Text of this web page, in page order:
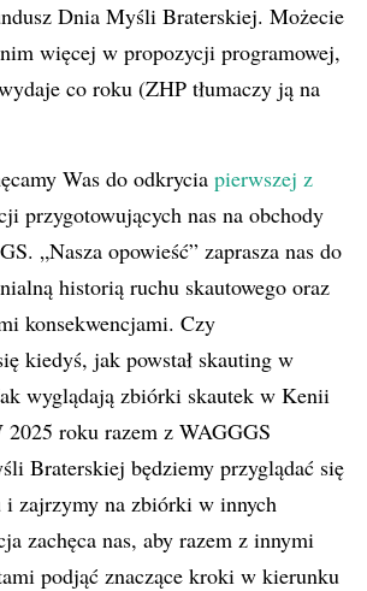
Dnia Myśli Braterskiej. Możecie
więcej w propozycji programowej,
co roku (ZHP tłumaczy ją na
Was do odkrycia pierwszej z
przygotowujących nas na obchody
„Nasza opowieść” zaprasza nas do
historią ruchu skautowego oraz
konsekwencjami. Czy
kiedyś, jak powstał skauting w
wyglądają zbiórki skautek w Kenii
roku razem z WAGGGS
Braterskiej będziemy przyglądać się
zajrzymy na zbiórki w innych
zachęca nas, aby razem z innymi
podjąć znaczące kroki w kierunku